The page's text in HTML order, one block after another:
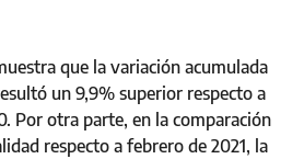
que la variación acumulada
un 9,9% superior respecto a
Por otra parte, en la comparación
respecto a febrero de 2021, la